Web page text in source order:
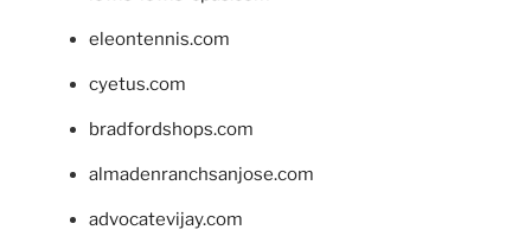
eleontennis.com
cyetus.com
bradfordshops.com
almadenranchsanjose.com
advocatevijay.com